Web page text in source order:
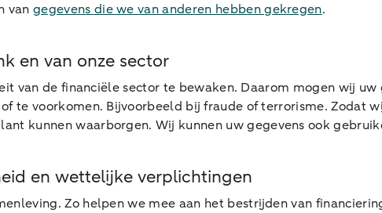
vangegevens die we van anderen hebben gekregen.
en van onze sector
van de financiële sector te bewaken. Daarom mogen wij
te voorkomen. Bijvoorbeeld bij fraude of terrorisme. Zodat
kunnen waarborgen. Wij kunnen uw gegevens ook
en wettelijke verplichtingen
Zo helpen we mee aan het bestrijden van